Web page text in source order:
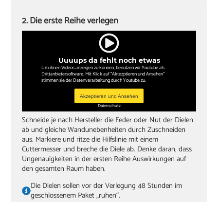
Uuuups da fehlt noch etwas
Um ihnen Videos anzeigen zu können, benutzen wir Youtube als
Drittanbietersoftware. Mit Klick auf "Aktezptieren und Ansehen"
stimmen sie der Datenverarbeitung durch Youtube zu.
Akzeptieren und Ansehen
Datenschutz
2. Die erste Reihe verlegen
Schneide je nach Hersteller die Feder oder Nut der Dielen
ab und gleiche Wandunebenheiten durch Zuschneiden
aus. Markiere und ritze die Hilfslinie mit einem
Cuttermesser und breche die Diele ab. Denke daran, dass
Ungenauigkeiten in der ersten Reihe Auswirkungen auf
den gesamten Raum haben.
Die Dielen sollen vor der Verlegung 48 Stunden im
geschlossenem Paket „ruhen“.